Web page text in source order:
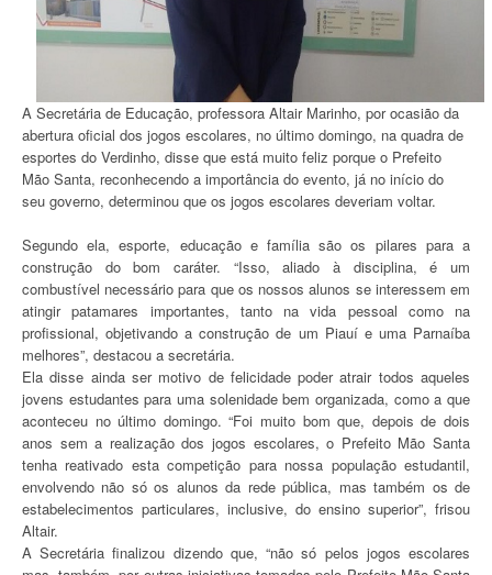
A Secretária de Educação, professora Altair Marinho, por ocasião da
abertura oficial dos jogos escolares, no último domingo, na quadra de
esportes do Verdinho, disse que está muito feliz porque o Prefeito
Mão Santa, reconhecendo a importância do evento, já no início do
seu governo, determinou que os jogos escolares deveriam voltar.
Segundo ela, esporte, educação e família são os pilares para a
construção do bom caráter. “Isso, aliado à disciplina, é um
combustível necessário para que os nossos alunos se interessem em
atingir patamares importantes, tanto na vida pessoal como na
profissional, objetivando a construção de um Piauí e uma Parnaíba
melhores”, destacou a secretária.
Ela disse ainda ser motivo de felicidade poder atrair todos aqueles
jovens estudantes para uma solenidade bem organizada, como a que
aconteceu no último domingo. “Foi muito bom que, depois de dois
anos sem a realização dos jogos escolares, o Prefeito Mão Santa
tenha reativado esta competição para nossa população estudantil,
envolvendo não só os alunos da rede pública, mas também os de
estabelecimentos particulares, inclusive, do ensino superior”, frisou
Altair.
A Secretária finalizou dizendo que, “não só pelos jogos escolares